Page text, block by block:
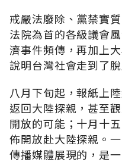
戒嚴法廢除、黨禁實
法院為首的各級議會
濟事件頻傳，再加上
說明台灣社會走到了
八月下旬起，報紙上
返回大陸探親，甚至
開放的可能；十月十
佈開放赴大陸探親。
傳播媒體展現的，是